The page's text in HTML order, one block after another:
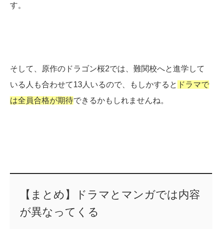
す。
そして、原作のドラゴン桜2では、難関校へと進学して
いる人も合わせて13人いるので、もしかすると ドラマで
は全員合格が期待できるかもしれませんね。
【まとめ】ドラマとマンガでは内容
が異なってくる